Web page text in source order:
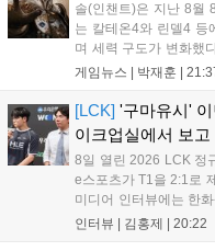
솔(인챈트)은 지난 8월
는 칼테온4와 린델4 등
며 세력 구도가 변화했
통해 월드 콘텐츠가 추
더욱 가속화될 전망이다
게임뉴스 | 박재훈
[LCK] '구마유시'
이크업실에서 보고
8일 열린 2026 LCK 정
e스포츠가 T1을 2:1로
미디어 인터뷰에는 한
다. 먼저 승리 소감에 대
인터뷰 | 김홍제 20:22